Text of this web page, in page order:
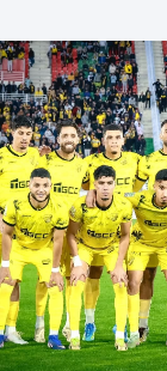
ووسط القارة.
الرياضي على
من المباراة التي
واريورز النيجيري
[…]